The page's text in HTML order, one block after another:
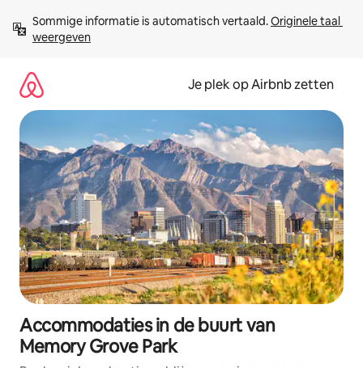
direct
naar
Sommige informatie is automatisch vertaald. Originele taal
weergeven
Je plek op Airbnb zetten
Accommodaties in de buurt van
Memory Grove Park